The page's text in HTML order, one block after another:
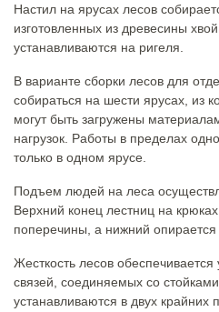
Настил на ярусах лесов
изготовленных из древесины
устанавливаются на ригеля.
В варианте сборки лесов для
собираться на шести ярусах, из
могут быть загружены
нагрузок. Работы в пределах
только в одном ярусе.
Подъем людей на леса
Верхний конец лестниц на
поперечины, а нижний опирается
Жесткость лесов
связей, соединяемых со
устанавливаются в двух крайних